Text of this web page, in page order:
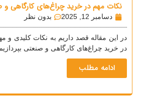
نکات مهم در خرید چراغ‌های کارگاهی
دسامبر 12, 2025 بدون نظر
در این مقاله قصد داریم به نکات کلیدی و
در خرید چراغ‌های کارگاهی و صنعتی
ادامه مطلب